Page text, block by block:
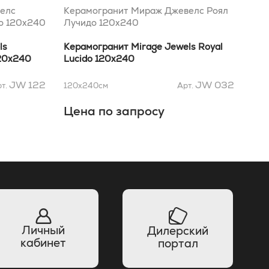
120x240
JW 122
Керамогранит Мираж Джевелс Роял
Лучидо 120x240
Керамогранит Mirage Jewels Royal
Lucido 120x240
120x240см Арт. JW 032
Цена по запросу
Личный
кабинет
Дилерский
портал